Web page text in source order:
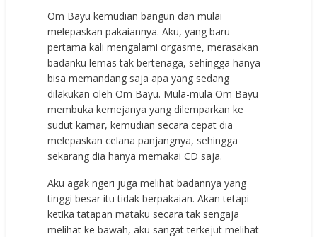
Om Bayu kemudian bangun dan mulai
melepaskan pakaiannya. Aku, yang baru
pertama kali mengalami orgasme, merasakan
badanku lemas tak bertenaga, sehingga hanya
bisa memandang saja apa yang sedang
dilakukan oleh Om Bayu. Mula-mula Om Bayu
membuka kemejanya yang dilemparkan ke
sudut kamar, kemudian secara cepat dia
melepaskan celana panjangnya, sehingga
sekarang dia hanya memakai CD saja.
Aku agak ngeri juga melihat badannya yang
tinggi besar itu tidak berpakaian. Akan tetapi
ketika tatapan mataku secara tak sengaja
melihat ke bawah, aku sangat terkejut melihat